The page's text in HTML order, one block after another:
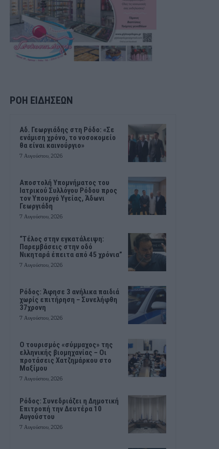
ΡΟΗ ΕΙΔΗΣΕΩΝ
Αδ. Γεωργιάδης στη Ρόδο: «Σε
ενάμιση χρόνο, το νοσοκομείο
θα είναι καινούργιο»
7 Αυγούστου, 2026
Αποστολή Υπομνήματος του
Ιατρικού Συλλόγου Ρόδου προς
τον Υπουργό Υγείας, Άδωνι
Γεωργιάδη
7 Αυγούστου, 2026
“Τέλος στην εγκατάλειψη:
Παρεμβάσεις στην οδό
Νικηταρά έπειτα από 45 χρόνια”
7 Αυγούστου, 2026
Ρόδος: Άφησε 3 ανήλικα παιδιά
χωρίς επιτήρηση – Συνελήφθη
37χρονη
7 Αυγούστου, 2026
Ο τουρισμός «σύμμαχος» της
ελληνικής βιομηχανίας – Οι
προτάσεις Χατζημάρκου στο
Μαξίμου
7 Αυγούστου, 2026
Ρόδος: Συνεδριάζει η Δημοτική
Επιτροπή την Δευτέρα 10
Αυγούστου
7 Αυγούστου, 2026